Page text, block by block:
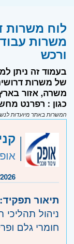
משרות
ורכש
בעמוד זה ניתן
של משרות
משרה, אזור
כגון : רפרנט
המשרות באתר מיועדות
תיאור תפקיד:
ניהול
חומרי גלם